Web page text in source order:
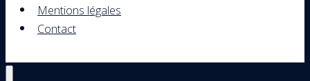
Mentions légales
Contact